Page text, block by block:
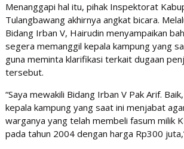
Menanggapi hal itu, pihak Inspektorat
Tulangbawang akhirnya angkat bicara.
Bidang Irban V, Hairudin menyampaikan
segera memanggil kepala kampung yang
guna meminta klarifikasi terkait dugaan
tersebut.
“Saya mewakili Bidang Irban V Pak Arif.
kepala kampung yang saat ini menjabat
warganya yang telah membeli fasum milik
pada tahun 2004 dengan harga Rp300